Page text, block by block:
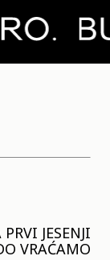
JESENJI
VRAĆAMO